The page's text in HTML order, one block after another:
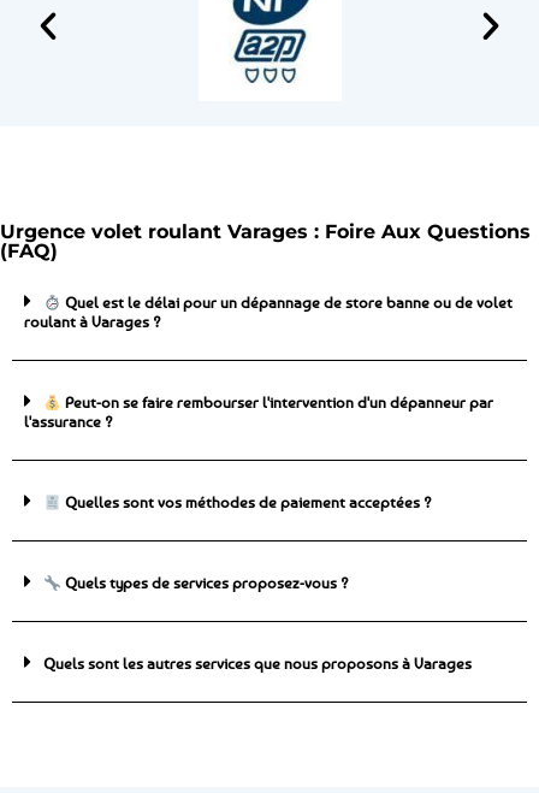
Urgence volet roulant Varages : Foire Aux Questions
(FAQ)
Quel est le délai pour un dépannage de store banne ou de volet
roulant à Varages ?
Peut-on se faire rembourser l'intervention d'un dépanneur par
l'assurance ?
Quelles sont vos méthodes de paiement acceptées ?
Quels types de services proposez-vous ?
Quels sont les autres services que nous proposons à Varages